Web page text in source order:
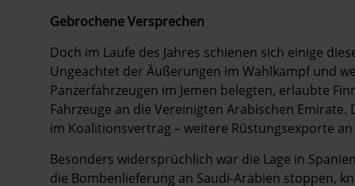
Gebrochene Versprechen
Doch im Laufe des Jahres schienen sich einige
Ungeachtet der Äußerungen im Wahlkampf und
Panzerfahrzeugen im Jemen belegten, erlaubte
Fahrzeuge an die Vereinigten Arabischen
im Koalitionsvertrag – weitere Rüstungsexporte an
Besonders widersprüchlich war die Lage in
die Bombenlieferung an Saudi-Arabien stoppen,